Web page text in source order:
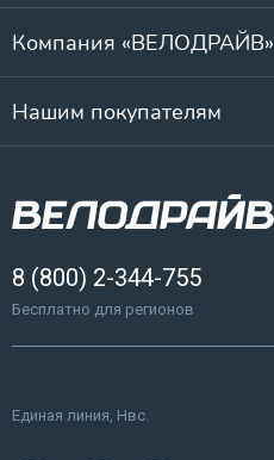
Компания «ВЕЛОДРАЙВ»
Нашим покупателям
8 (800) 2-344-755
Бесплатно для регионов
Единая линия, Нвс.